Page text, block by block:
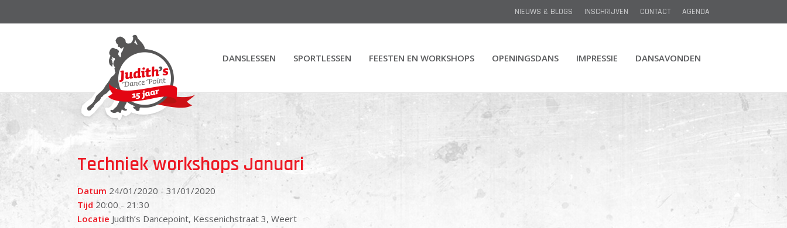
NIEUWS & BLOGS INSCHRIJVEN CONTACT AGENDA
DANSLESSEN SPORTLESSEN FEESTEN EN WORKSHOPS OPENINGSDANS IMPRESSIE DANSAVONDEN
Techniek workshops Januari
Datum 24/01/2020 - 31/01/2020
Tijd 20:00 - 21:30
Locatie Judith’s Dancepoint, Kessenichstraat 3, Weert